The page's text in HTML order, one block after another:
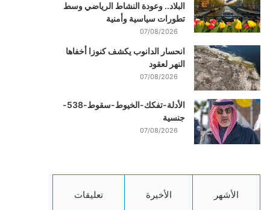
البلاد.. وعودة النشاط الرياضي وسط
تطورات سياسية وأمنية
07/08/2026
انحسار الدانوب يكشف كنوزا أخفاها
النهر لعقود
07/08/2026
الأدلة-تفكك-الخيوط-سقوط-538-
جنسية
07/08/2026
الأشهر الأخيرة تعليقات